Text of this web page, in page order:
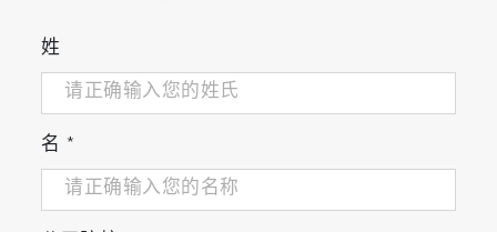
姓
名 *